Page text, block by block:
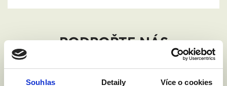
Souhlas Detaily Více o cookies
PODPOŘTE NÁS
BEZ VÁS SE NEOBEJDEME